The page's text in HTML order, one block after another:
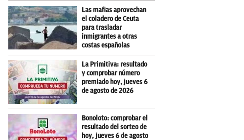
Las mafias aprovechan
el coladero de Ceuta
para trasladar
inmigrantes a otras
costas españolas
La Primitiva: resultado
y comprobar número
premiado hoy, jueves 6
de agosto de 2026
Bonoloto: comprobar el
resultado del sorteo de
hoy, jueves 6 de agosto